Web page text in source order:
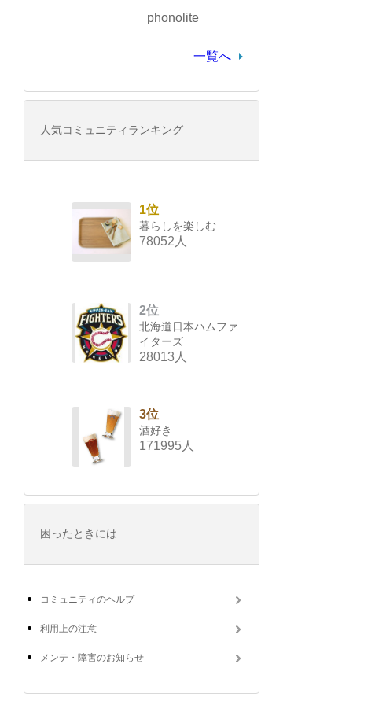
phonolite
一覧へ
人気コミュニティランキング
1位
暮らしを楽しむ
78052人
2位
北海道日本ハムファ
イターズ
28013人
3位
酒好き
171995人
困ったときには
コミュニティのヘルプ
利用上の注意
メンテ・障害のお知らせ